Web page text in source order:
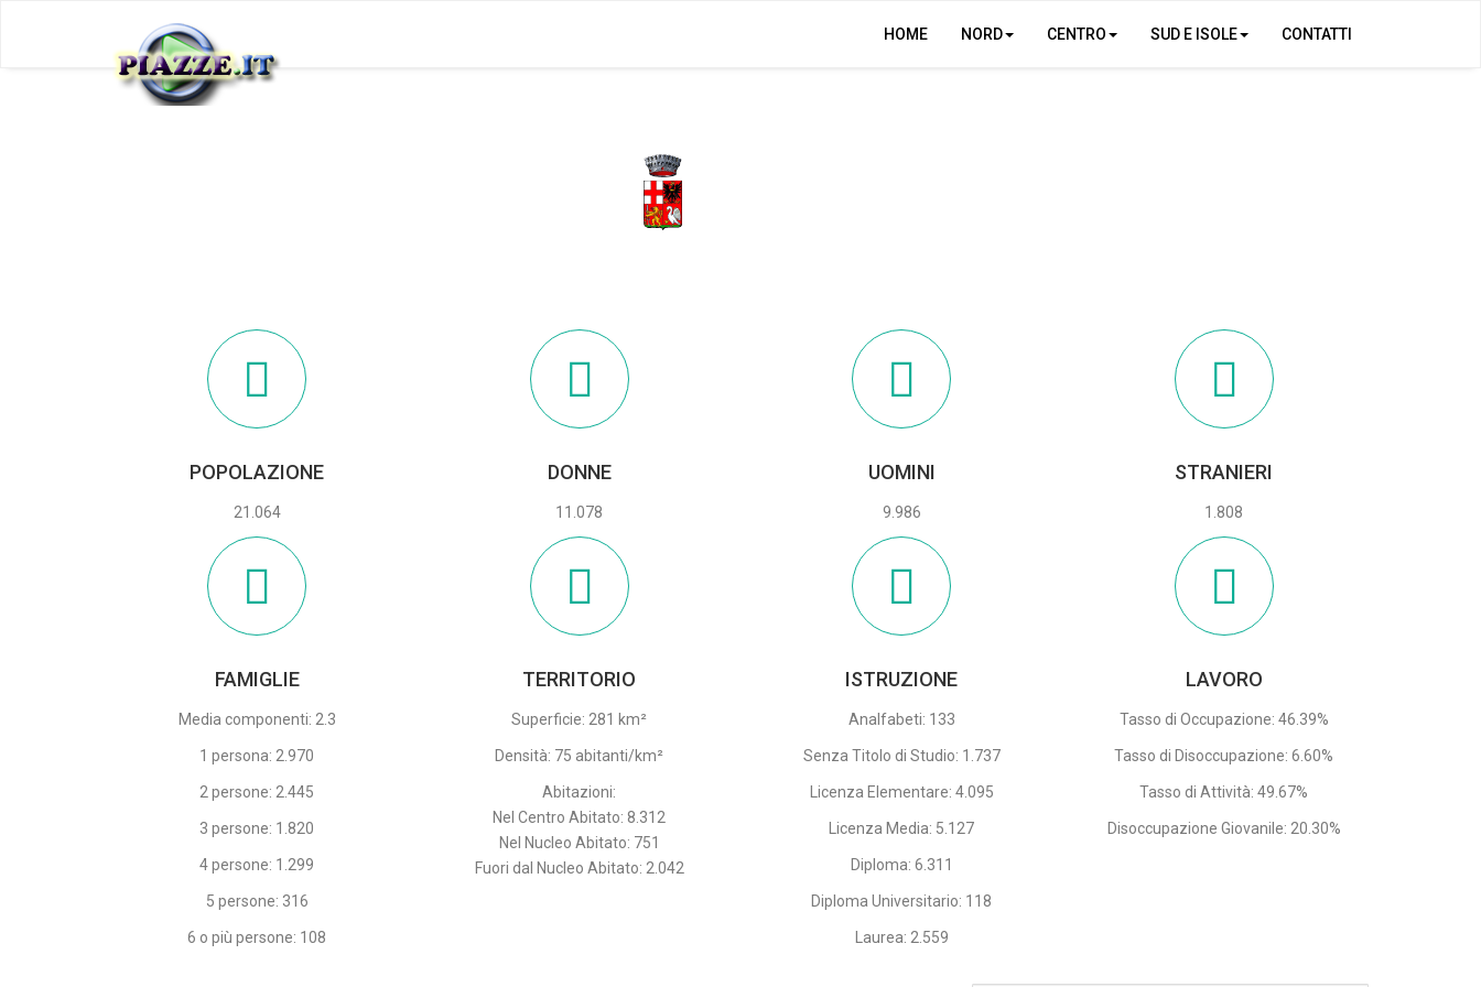
HOME NORD CENTRO SUD E ISOLE CONTATTI
POPOLAZIONE
21.064
DONNE
11.078
UOMINI
9.986
STRANIERI
1.808
FAMIGLIE
Media componenti: 2.3
1 persona: 2.970
2 persone: 2.445
3 persone: 1.820
4 persone: 1.299
5 persone: 316
6 o più persone: 108
TERRITORIO
Superficie: 281 km²
Densità: 75 abitanti/km²
Abitazioni:
Nel Centro Abitato: 8.312
Nel Nucleo Abitato: 751
Fuori dal Nucleo Abitato: 2.042
ISTRUZIONE
Analfabeti: 133
Senza Titolo di Studio: 1.737
Licenza Elementare: 4.095
Licenza Media: 5.127
Diploma: 6.311
Diploma Universitario: 118
Laurea: 2.559
LAVORO
Tasso di Occupazione: 46.39%
Tasso di Disoccupazione: 6.60%
Tasso di Attività: 49.67%
Disoccupazione Giovanile: 20.30%